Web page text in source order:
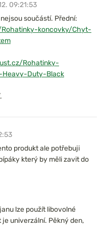
09:21:53
součástí. Přední:
koncovky/Chyt-
Rohatinky-
Heavy-Duty-Black
produkt ale potřebuji
který by měli zavit do
lze použít libovolné
univerzální. Pěkný den,